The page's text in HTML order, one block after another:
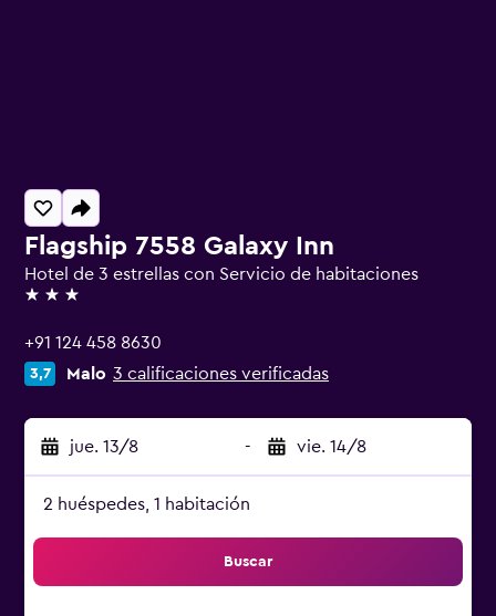
Flagship 7558 Galaxy Inn
Hotel de 3 estrellas con Servicio de habitaciones
3 estrellas
+91 124 458 8630
3,7 Malo 3 calificaciones verificadas
jue. 13/8 - vie. 14/8
2 huéspedes, 1 habitación
Buscar